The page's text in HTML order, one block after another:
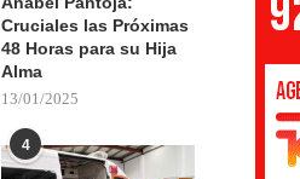
Cruciales las Próximas
48 Horas para su Hija
Alma
13/01/2025
4